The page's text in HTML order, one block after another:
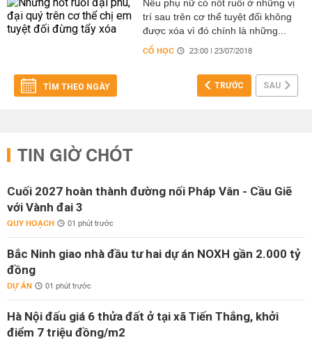
Nếu phụ nữ có nốt ruồi ở những vị
trí sau trên cơ thể tuyệt đối không
được xóa vì đó chính là những...
CỔ HỌC 23:00 | 23/07/2018
TÌM THEO NGÀY TRƯỚC SAU
TIN GIỜ CHÓT
Cuối 2027 hoàn thành đường nối Pháp Vân - Cầu Giẽ
với Vành đai 3
QUY HOẠCH 01 phút trước
Bắc Ninh giao nhà đầu tư hai dự án NOXH gần 2.000 tỷ
đồng
DỰ ÁN 01 phút trước
Hà Nội đấu giá 6 thửa đất ở tại xã Tiến Thắng, khởi
điểm 7 triệu đồng/m2